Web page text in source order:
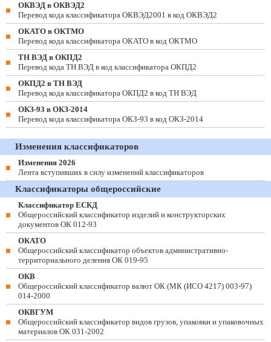
ОКВЭД в ОКВЭД2
Перевод кода классификатора ОКВЭД2001 в код ОКВЭД2
ОКАТО в ОКТМО
Перевод кода классификатора ОКАТО в код ОКТМО
ТН ВЭД в ОКПД2
Перевод кода ТН ВЭД в код классификатора ОКПД2
ОКПД2 в ТН ВЭД
Перевод кода классификатора ОКПД2 в код ТН ВЭД
ОКЗ-93 в ОКЗ-2014
Перевод кода классификатора ОКЗ-93 в код ОКЗ-2014
Изменения классификаторов
Изменения 2026
Лента вступивших в силу изменений классификаторов
Классификаторы общероссийские
Классификатор ЕСКД
Общероссийский классификатор изделий и конструкторских
документов ОК 012-93
ОКАТО
Общероссийский классификатор объектов административно-
территориального деления ОК 019-95
ОКВ
Общероссийский классификатор валют ОК (МК (ИСО 4217) 003-97)
014-2000
ОКВГУМ
Общероссийский классификатор видов грузов, упаковки и упаковочных
материалов ОК 031-2002